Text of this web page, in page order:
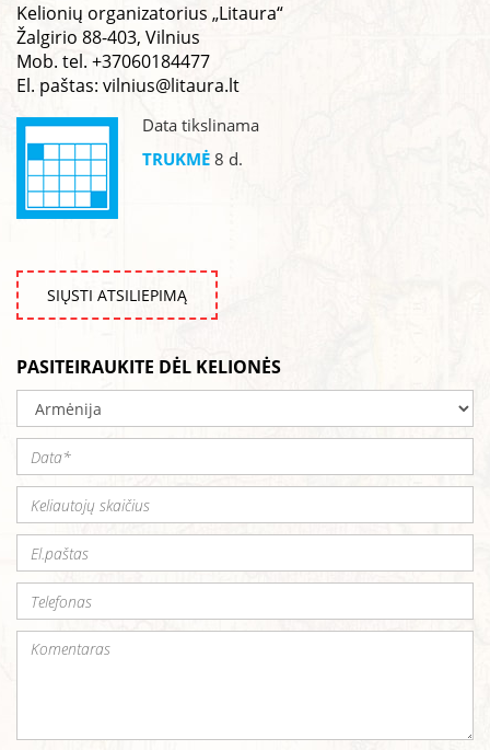
Kelionių organizatorius „Litaura“
Žalgirio 88-403, Vilnius
Mob. tel. +37060184477
El. paštas: vilnius@litaura.lt
Data tikslinama
TRUKMĖ 8 d.
SIŲSTI ATSILIEPIMĄ
PASITEIRAUKITE DĖL KELIONĖS